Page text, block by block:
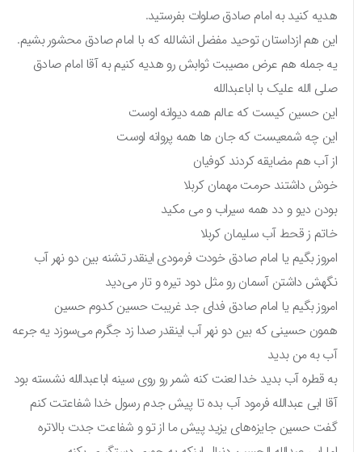
هدیه کنید به امام صادق صلوات بفرستید.
این هم ازداستان توحید مفضل انشالله که با امام صادق محشور بشیم.
یه جمله هم عرض مصیبت ثوابش رو هدیه کنیم به آقا امام صادق
صلی الله علیک با اباعبدالله
این حسین کیست که عالم همه دیوانه اوست
این چه شمعیست که جان ها همه پروانه اوست
از آب هم مضایقه کردند کوفیان
خوش داشتند حرمت مهمان کربلا
بودن دیو و دد همه سیراب و می مکید
خاتم ز قحط آب سلیمان کربلا
امروز بگیم یا امام صادق خودت فرمودی اینقدر تشنه بین دو نهر آب
نگهش داشتن آسمان رو مثل دود تیره و تار می‌دید
امروز بگیم یا امام صادق فدای جد غریبت حسین کدوم حسین
همون حسینی که بین دو نهر آب اینقدر صدا زد جگرم می‌سوزد یه جرعه
آب به من بدید
به قطره آب بدید خدا لعنت کنه شمر رو روی سینه اباعبدالله نشسته بود
آقا ابی عبدالله فرمود آب بده تا پیش جدم رسول خدا شفاعتت کنم
گفت حسین جایزه‌های یزید پیش ما از تو و شفاعت جدت بالاتره